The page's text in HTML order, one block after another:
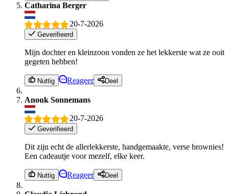
Catharina Berger
20-7-2026
Geverifieerd
Mijn dochter en kleinzoon vonden ze het lekkerste wat ze ooit
gegeten hebben!
Nuttig Reageer Deel
Anouk Sonnemans
20-7-2026
Geverifieerd
Dit zijn echt de allerlekkerste, handgemaakte, verse brownies!
Een cadeautje voor mezelf, elke keer.
Nuttig Reageer Deel